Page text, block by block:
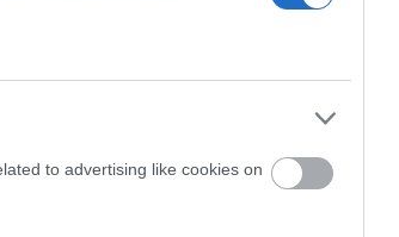
to advertising like cookies on
Mi fido di te. Mau22
Mi fido di te. Mau22 >
orsetto a mia figlia. (allo zoo) però, a parte il